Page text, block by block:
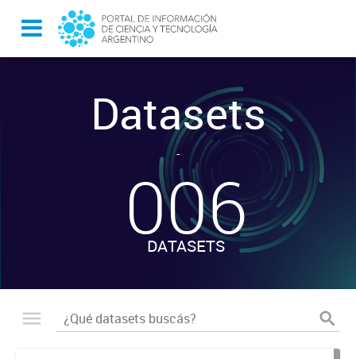
Datasets
-
006
DATASETS